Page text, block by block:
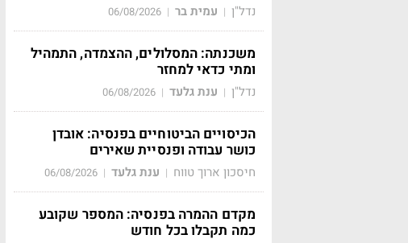
נדל"ן | עמית בר |
06/08/2026
משכנתה: המסלולים, ההצמדה, התמהיל
ומתי כדאי למחזר
נדל"ן | ענת גלעד |
06/08/2026
הכיסויים הביטוחיים בפנסיה: אובדן
כושר עבודה ופנסיית שאירים
חיסכון ארוך טווח | ענת גלעד |
06/08/2026
מקדם ההמרה בפנסיה: המספר שקובע
כמה תקבלו בכל חודש